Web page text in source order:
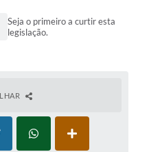
Seja o primeiro a curtir esta
legislação.